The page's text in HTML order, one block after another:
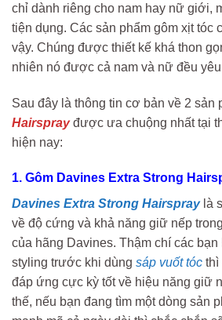
chỉ dành riêng cho nam hay nữ giới,
tiện dụng. Các sản phẩm gôm xịt tóc
vậy. Chúng được thiết kế khá thon
nhiên nó được cả nam và nữ đều
Sau đây là thông tin cơ bản về 2 sản
Hairsprayđược ưa chuộng nhất tại
hiện nay:
1. Gôm Davines Extra Strong
Davines Extra Strong Hairspraylà
về độ cứng và khả năng giữ nếp
của hãng Davines. Thậm chí các bạn
styling trước khi dùng sáp vuốt tóc thì
đáp ứng cực kỳ tốt về hiệu năng giữ
thế, nếu bạn đang tìm một dòng sản